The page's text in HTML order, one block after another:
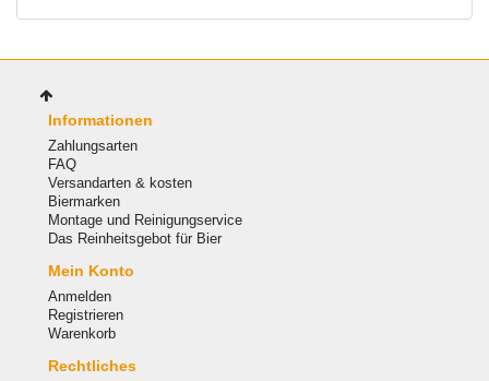
Informationen
Zahlungsarten
FAQ
Versandarten & kosten
Biermarken
Montage und Reinigungservice
Das Reinheitsgebot für Bier
Mein Konto
Anmelden
Registrieren
Warenkorb
Rechtliches